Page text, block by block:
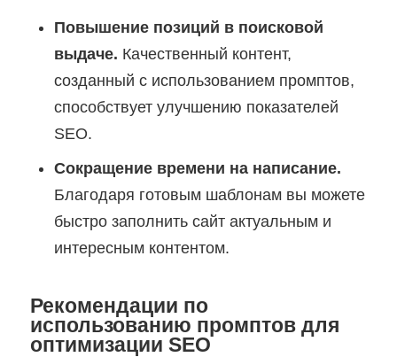
Повышение позиций в поисковой
выдаче. Качественный контент,
созданный с использованием промптов,
способствует улучшению показателей
SEO.
Сокращение времени на написание.
Благодаря готовым шаблонам вы можете
быстро заполнить сайт актуальным и
интересным контентом.
Рекомендации по
использованию промптов для
оптимизации SEO